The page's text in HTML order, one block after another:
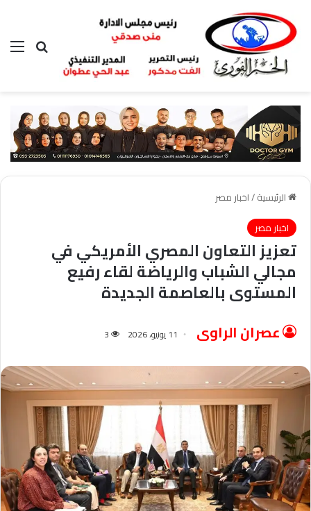
بحث عن
الرئيسية/اخبار مصر
اخبار مصر
تعزيز التعاون المصري الأمريكي في
مجالي الشباب والرياضة لقاء رفيع
المستوى بالعاصمة الجديدة
عصران الراوى 11 يونيو، 2026 3